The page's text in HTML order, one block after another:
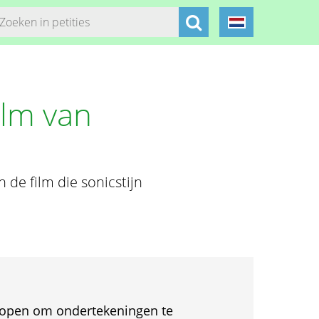
van
de film die sonicstijn
om ondertekeningen te